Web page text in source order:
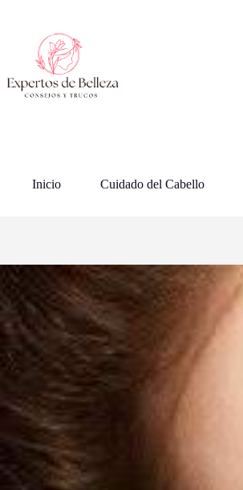
contenido
Inicio Cuidado del Cabello